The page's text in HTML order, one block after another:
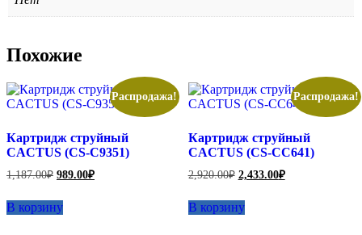
Похожие
Распродажа!
Картридж струйный
CACTUS (CS-C9351)
1,187.00₽ Первоначальная
1,187.00₽.
989.00₽Текущая
В корзину
Распродажа!
Картридж струйный
CACTUS (CS-CC641)
2,920.00₽ Первоначальная
2,920.00₽.
2,433.00₽Текущая
В корзину